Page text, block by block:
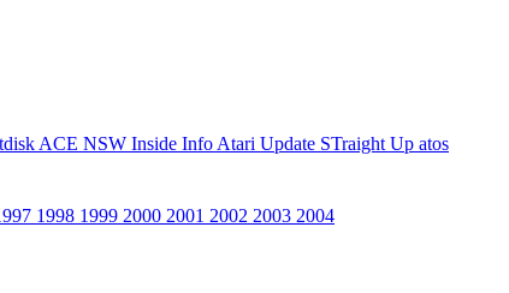
ACE NSW Inside Info Atari Update STraight Up atos
1998 1999 2000 2001 2002 2003 2004